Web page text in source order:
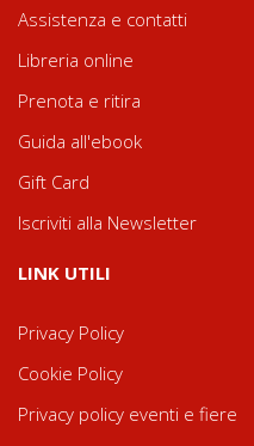
Assistenza e contatti
Libreria online
Prenota e ritira
Guida all'ebook
Gift Card
Iscriviti alla Newsletter
LINK UTILI
Privacy Policy
Cookie Policy
Privacy policy eventi e fiere